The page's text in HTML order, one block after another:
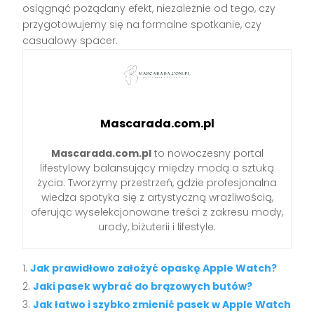
osiągnąć pożądany efekt, niezależnie od tego, czy
przygotowujemy się na formalne spotkanie, czy
casualowy spacer.
Mascarada.com.pl
Mascarada.com.plto nowoczesny portal
lifestylowy balansujący między modą a sztuką
życia. Tworzymy przestrzeń, gdzie profesjonalna
wiedza spotyka się z artystyczną wrażliwością,
oferując wyselekcjonowane treści z zakresu mody,
urody, biżuterii i lifestyle.
Jak prawidłowo założyć opaskę Apple Watch?
Jaki pasek wybrać do brązowych butów?
Jak łatwo i szybko zmienić pasek w Apple Watch